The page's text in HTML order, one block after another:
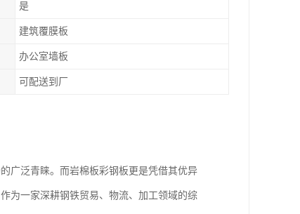
是
建筑覆膜板
办公室墙板
可配送到厂
广泛青睐。而岩棉板彩钢板更是凭借其优异
为一家深耕钢铁贸易、物流、加工领域的综